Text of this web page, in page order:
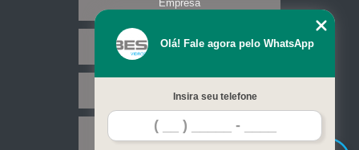
Empresa
Missão
Serviços
Contato
Olá! Fale agora pelo WhatsApp
Insira seu telefone